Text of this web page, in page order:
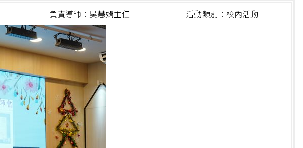
負責導師：吳慧嫻主任 活動類別：校內活動